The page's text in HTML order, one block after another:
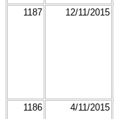
1187 12/11/2015
1186 4/11/2015